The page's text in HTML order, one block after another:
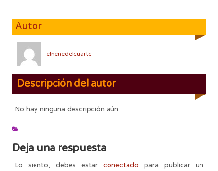
Autor
elnenedelcuarto
Descripción del autor
No hay ninguna descripción aún
Deja una respuesta
Lo siento, debes estarconectado para publicar un